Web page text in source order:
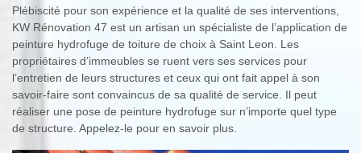
Plébiscité pour son expérience et la qualité de ses interventions,
KW Rénovation 47 est un artisan un spécialiste de l’application de
peinture hydrofuge de toiture de choix à Saint Leon. Les
propriétaires d’immeubles se ruent vers ses services pour
l’entretien de leurs structures et ceux qui ont fait appel à son
savoir-faire sont convaincus de sa qualité de service. Il peut
réaliser une pose de peinture hydrofuge sur n’importe quel type
de structure. Appelez-le pour en savoir plus.